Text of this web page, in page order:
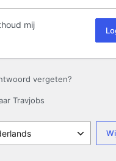
mij
vergeten?
Travjobs